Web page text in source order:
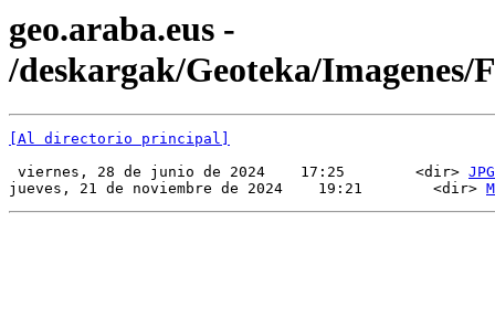
geo.araba.eus -
/deskargak/Geoteka/Imagenes/
[Al directorio principal]
viernes, 28 de junio de 2024    17:25        <dir> JPG
jueves, 21 de noviembre de 2024    19:21        <dir>